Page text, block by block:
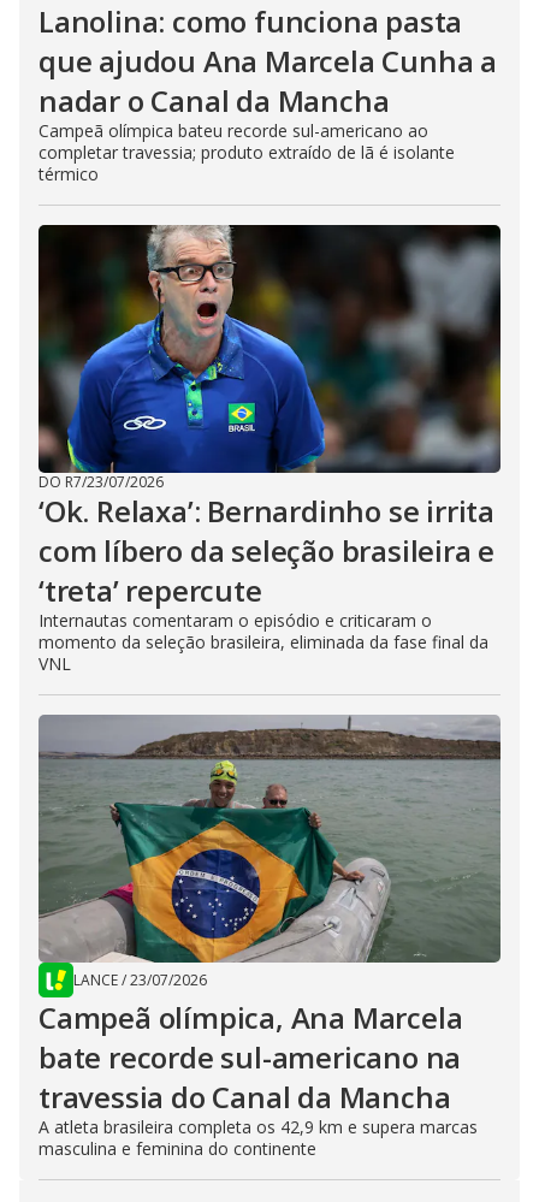
Lanolina: como funciona pasta
que ajudou Ana Marcela Cunha a
nadar o Canal da Mancha
Campeã olímpica bateu recorde sul-americano ao
completar travessia; produto extraído de lã é isolante
térmico
DO R7/23/07/2026
‘Ok. Relaxa’: Bernardinho se irrita
com líbero da seleção brasileira e
‘treta’ repercute
Internautas comentaram o episódio e criticaram o
momento da seleção brasileira, eliminada da fase final da
VNL
LANCE/23/07/2026
Campeã olímpica, Ana Marcela
bate recorde sul-americano na
travessia do Canal da Mancha
A atleta brasileira completa os 42,9 km e supera marcas
masculina e feminina do continente